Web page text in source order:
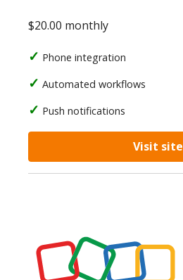
$20.00 monthly
Phone integration
Automated workflows
Push notifications
Visit site